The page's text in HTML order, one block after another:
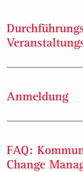
Termine: siehe
Anmeldung
Durchführung in
FAQ:
Change